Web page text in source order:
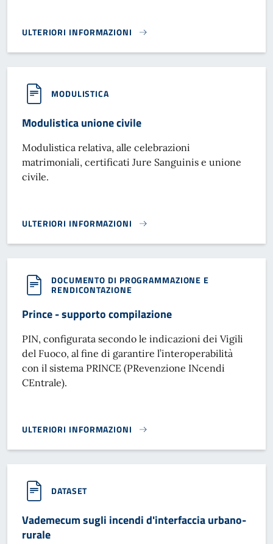
ULTERIORI INFORMAZIONI
MODULISTICA PER TRASFERIMENTO DI RESIDENZA (IN
MODULISTICA
Modulistica unione civile
Modulistica relativa, alle celebrazioni
matrimoniali, certificati Jure Sanguinis e unione
civile.
ULTERIORI INFORMAZIONI
MODULISTICA UNIONE CIVILE}
DOCUMENTO DI PROGRAMMAZIONE E
RENDICONTAZIONE
Prince - supporto compilazione
PIN, configurata secondo le indicazioni dei Vigili
del Fuoco, al fine di garantire l’interoperabilità
con il sistema PRINCE (PRevenzione INcendi
CEntrale).
ULTERIORI INFORMAZIONI
PRINCE - SUPPORTO COMPILAZIONE}
DATASET
Vademecum sugli incendi d'interfaccia urbano-
rurale